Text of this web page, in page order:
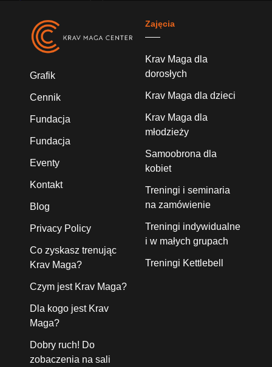
Grafik
Cennik
Fundacja
Fundacja
Eventy
Kontakt
Blog
Privacy Policy
Co zyskasz trenując
Krav Maga?
Czym jest Krav Maga?
Dla kogo jest Krav
Maga?
Dobry ruch! Do
zobaczenia na sali
Zajęcia
Krav Maga dla
dorosłych
Krav Maga dla dzieci
Krav Maga dla
młodzieży
Samoobrona dla
kobiet
Treningi i seminaria
na zamówienie
Treningi indywidualne
i w małych grupach
Treningi Kettlebell